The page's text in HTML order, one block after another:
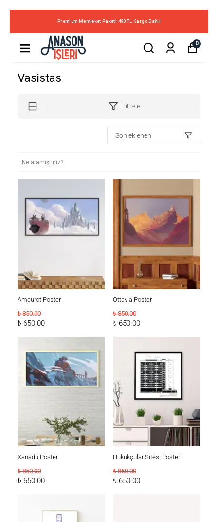
Premium Memleket Paketi 490 TL Kargo Dahil
0
Vasistas
Filtrele
Son eklenen
Amaurot Poster
₺ 850.00
₺ 650.00
Ottavia Poster
₺ 850.00
₺ 650.00
Xanadu Poster
₺ 850.00
₺ 650.00
Hukukçular Sitesi Poster
₺ 850.00
₺ 650.00